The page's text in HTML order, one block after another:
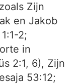
Zijn
en Jakob
2;
in
2:1, 6), Zijn
53:12;